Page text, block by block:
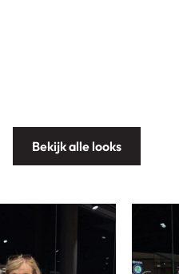
Bekijk alle looks